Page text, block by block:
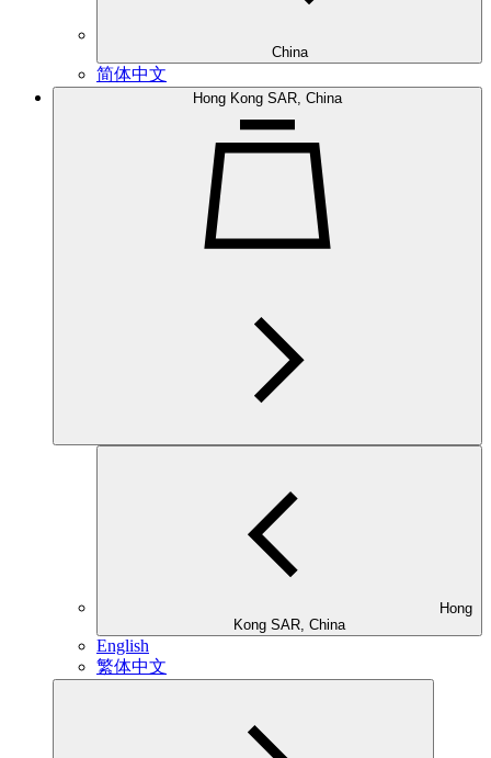
China
简体中文
Hong Kong SAR, China
Kong SAR, China
English
繁体中文